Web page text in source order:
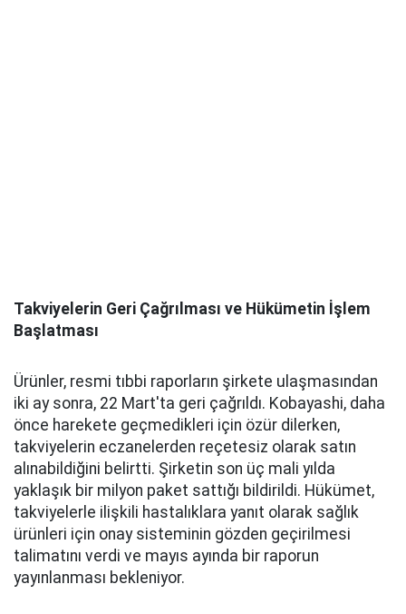
Takviyelerin Geri Çağrılması ve Hükümetin İşlem
Başlatması
Ürünler, resmi tıbbi raporların şirkete ulaşmasından
iki ay sonra, 22 Mart'ta geri çağrıldı. Kobayashi, daha
önce harekete geçmedikleri için özür dilerken,
takviyelerin eczanelerden reçetesiz olarak satın
alınabildiğini belirtti. Şirketin son üç mali yılda
yaklaşık bir milyon paket sattığı bildirildi. Hükümet,
takviyelerle ilişkili hastalıklara yanıt olarak sağlık
ürünleri için onay sisteminin gözden geçirilmesi
talimatını verdi ve mayıs ayında bir raporun
yayınlanması bekleniyor.